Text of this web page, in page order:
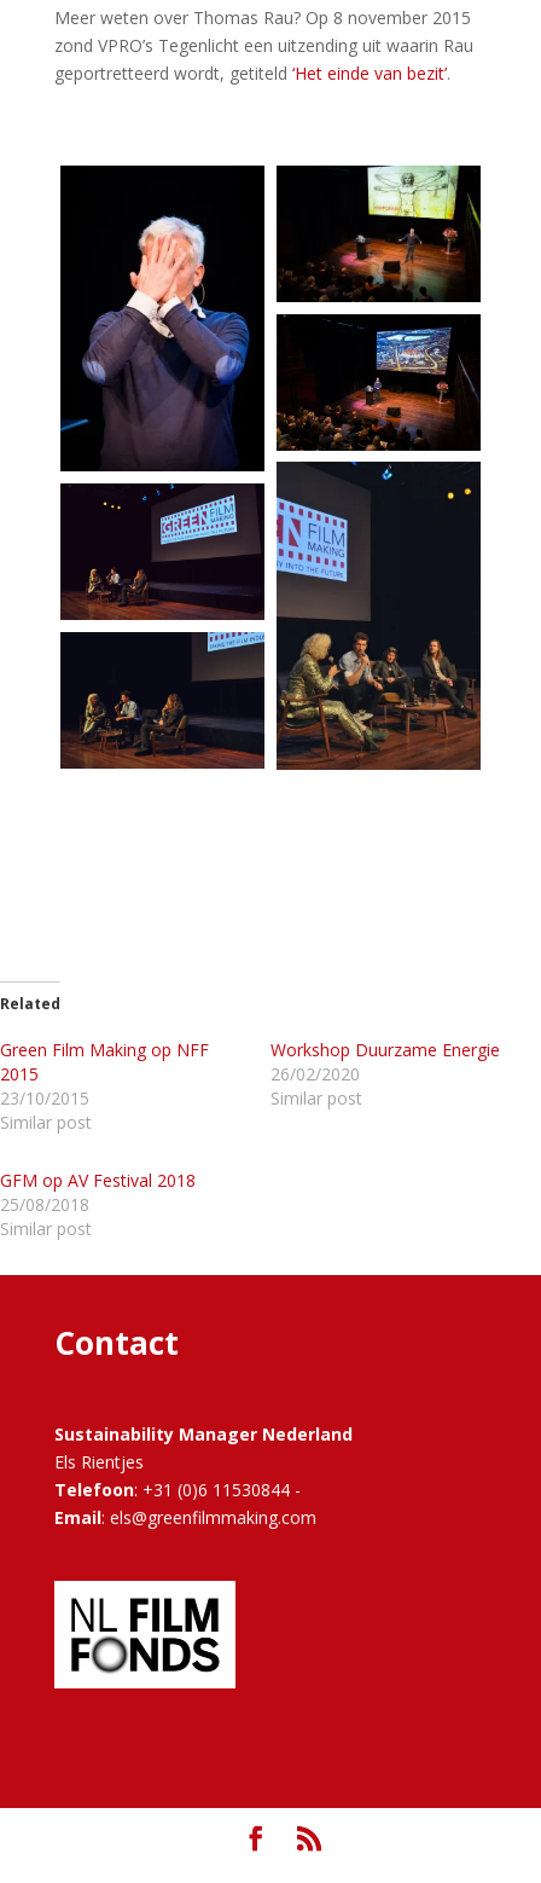
Meer weten over Thomas Rau? Op 8 november 2015
zond VPRO’s Tegenlicht een uitzending uit waarin Rau
geportretteerd wordt, getiteld ‘Het einde van bezit’.
Related
Green Film Making op NFF
2015
23/10/2015
Similar post
Workshop Duurzame Energie
26/02/2020
Similar post
GFM op AV Festival 2018
25/08/2018
Similar post
Contact
Sustainability Manager Nederland
Els Rientjes
Telefoon: +31 (0)6 11530844 -
Email: els@greenfilmmaking.com